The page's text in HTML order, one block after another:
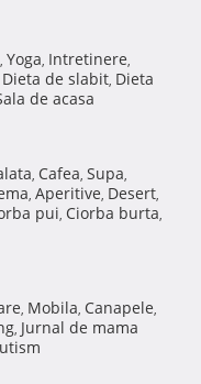
, Yoga, Intretinere,
Dieta de slabit, Dieta
de acasa
, Cafea, Supa,
, Aperitive, Desert,
pui, Ciorba burta,
, Mobila, Canapele,
, Jurnal de mama